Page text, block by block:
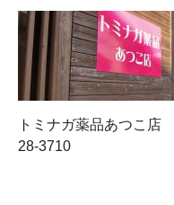
トミナガ薬品あつこ
28-3710